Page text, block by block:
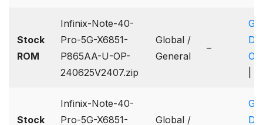
Stock
ROM
Infinix-Note-40-
Pro-5G-X6851-
P865AA-U-OP-
240625V2407.zip
Global /
General
–
Stock
Infinix-Note-40-
Pro-5G-X6851-
Global /